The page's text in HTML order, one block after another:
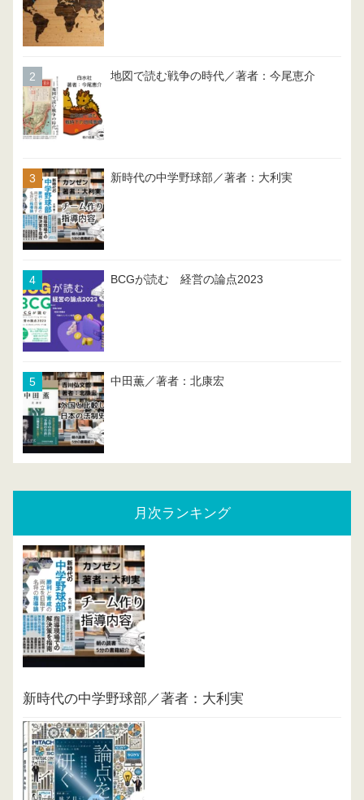
地図で読む戦争の時代／著者：今尾恵介
新時代の中学野球部／著者：大利実
BCGが読む 経営の論点2023
中田薫／著者：北康宏
月次ランキング
新時代の中学野球部／著者：大利実